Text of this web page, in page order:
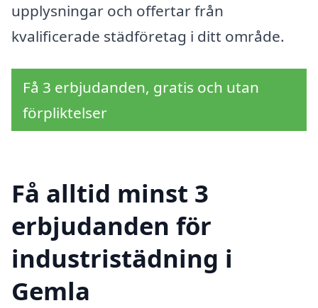
upplysningar och offertar från
kvalificerade städföretag i ditt område.
Få 3 erbjudanden, gratis och utan
förpliktelser
Få alltid minst 3
erbjudanden för
industristädning i
Gemla